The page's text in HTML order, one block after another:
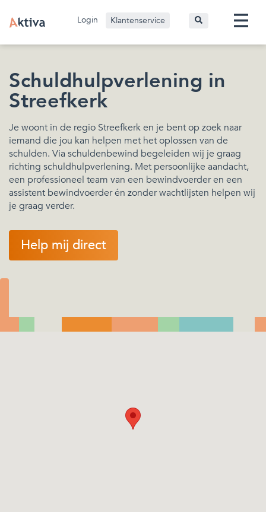
Login Klantenservice
Schuldhulpverlening in
Streefkerk
Je woont in de regio Streefkerk en je bent op zoek naar
iemand die jou kan helpen met het oplossen van de
schulden. Via schuldenbewind begeleiden wij je graag
richting schuldhulpverlening. Met persoonlijke aandacht,
een professioneel team van een bewindvoerder en een
assistent bewindvoerder én zonder wachtlijsten helpen wij
je graag verder.
Help mij direct